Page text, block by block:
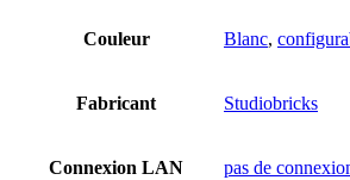
Couleur Blanc,
Fabricant Studiobricks
Connexion LAN pas de